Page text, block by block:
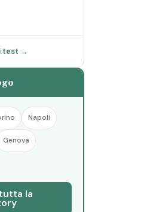
test →
Napoli
Genova
la